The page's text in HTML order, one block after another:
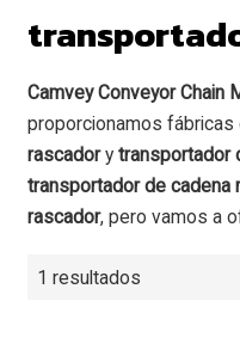
Camvey Conveyor Chain
proporcionamos
rascadorytransportador
transportador de cadena
rascador, pero vamos a
1 resultados